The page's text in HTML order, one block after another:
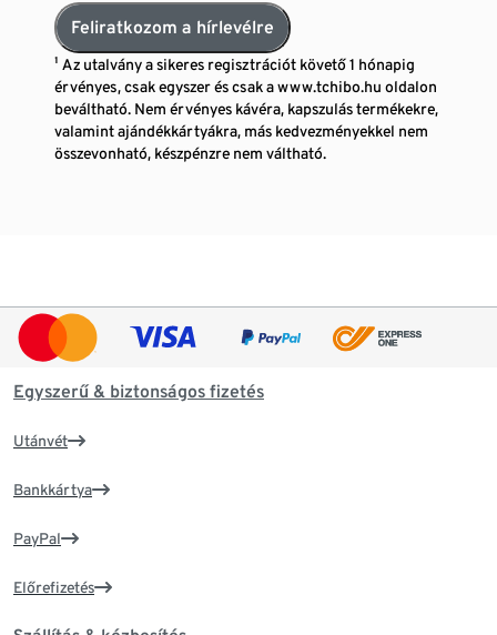
Feliratkozom a hírlevélre
¹ Az utalvány a sikeres regisztrációt követő 1 hónapig
érvényes, csak egyszer és csak a www.tchibo.hu oldalon
beváltható. Nem érvényes kávéra, kapszulás termékekre,
valamint ajándékkártyákra, más kedvezményekkel nem
összevonható, készpénzre nem váltható.
Egyszerű & biztonságos fizetés
Utánvét
Bankkártya
PayPal
Előrefizetés